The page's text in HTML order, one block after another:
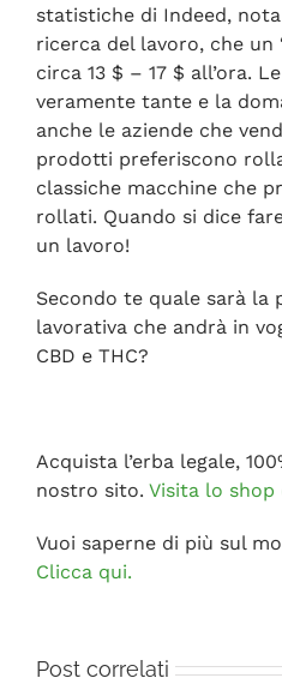
statistiche di Indeed,
ricerca del lavoro, che un
circa 13 $ – 17 $ all’ora.
veramente tante e la
anche le aziende che
prodotti preferiscono
classiche macchine che
rollati. Quando si dice
un lavoro!
Secondo te quale sarà la
lavorativa che andrà in
CBD e THC?
Acquista l’erba legale,
nostro sito. Visita lo shop
Vuoi saperne di più sul
Clicca qui.
Post correlati